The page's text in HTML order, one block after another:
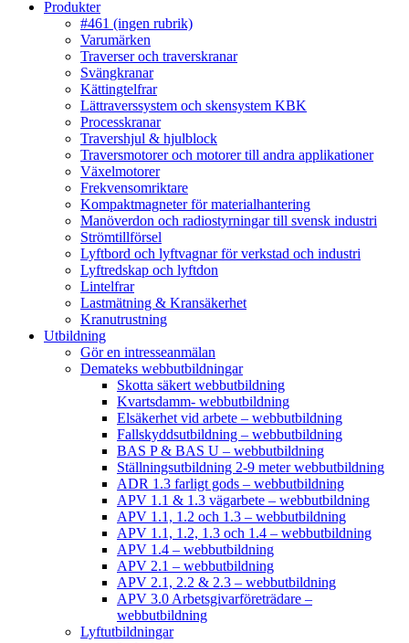
Produkter
#461 (ingen rubrik)
Varumärken
Traverser och traverskranar
Svängkranar
Kättingtelfrar
Lättraverssystem och skensystem KBK
Processkranar
Travershjul & hjulblock
Traversmotorer och motorer till andra applikationer
Växelmotorer
Frekvensomriktare
Kompaktmagneter för materialhantering
Manöverdon och radiostyrningar till svensk industri
Strömtillförsel
Lyftbord och lyftvagnar för verkstad och industri
Lyftredskap och lyftdon
Lintelfrar
Lastmätning & Kransäkerhet
Kranutrustning
Utbildning
Gör en intresseanmälan
Demateks webbutbildningar
Skotta säkert webbutbildning
Kvartsdamm- webbutbildning
Elsäkerhet vid arbete – webbutbildning
Fallskyddsutbildning – webbutbildning
BAS P & BAS U – webbutbildning
Ställningsutbildning 2-9 meter webbutbildning
ADR 1.3 farligt gods – webbutbildning
APV 1.1 & 1.3 vägarbete – webbutbildning
APV 1.1, 1.2 och 1.3 – webbutbildning
APV 1.1, 1.2, 1.3 och 1.4 – webbutbildning
APV 1.4 – webbutbildning
APV 2.1 – webbutbildning
APV 2.1, 2.2 & 2.3 – webbutbildning
APV 3.0 Arbetsgivarföreträdare –
webbutbildning
Lyftutbildningar